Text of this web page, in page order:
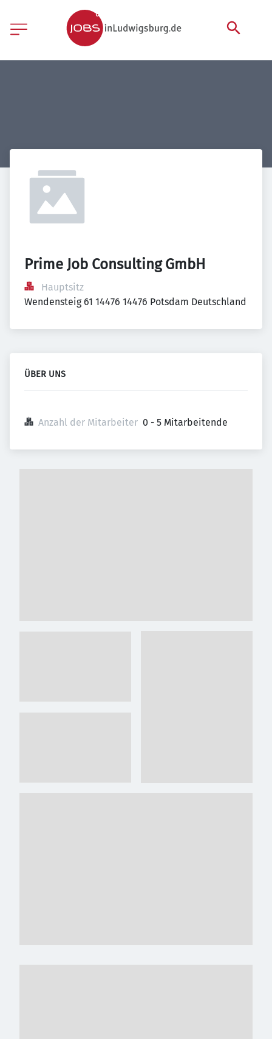
Prime Job Consulting GmbH
Hauptsitz
Wendensteig 61 14476 14476 Potsdam Deutschland
ÜBER UNS
Anzahl der Mitarbeiter 0 - 5 Mitarbeitende